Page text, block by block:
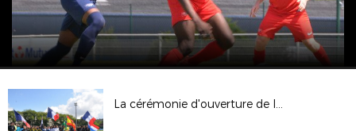
La cérémonie d'ouverture de la Paris Ladies Cup